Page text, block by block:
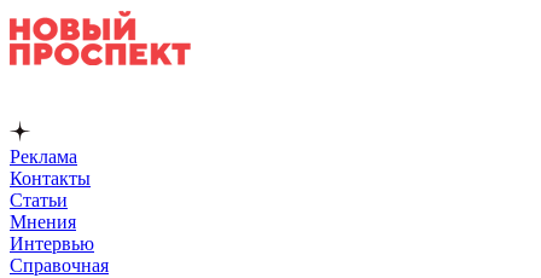
Реклама
Контакты
Статьи
Мнения
Интервью
Справочная